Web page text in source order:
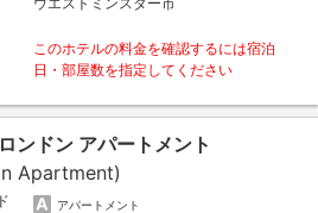
このホテルの料金を確認するには宿泊
日・部屋数を指定してください
ンドン アパートメント
Apartment)
アパートメント